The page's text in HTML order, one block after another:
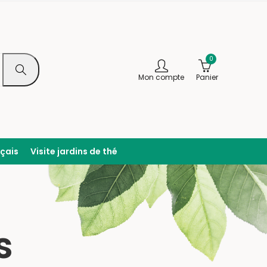
Mon compte
0
Panier
Visite jardins de thé